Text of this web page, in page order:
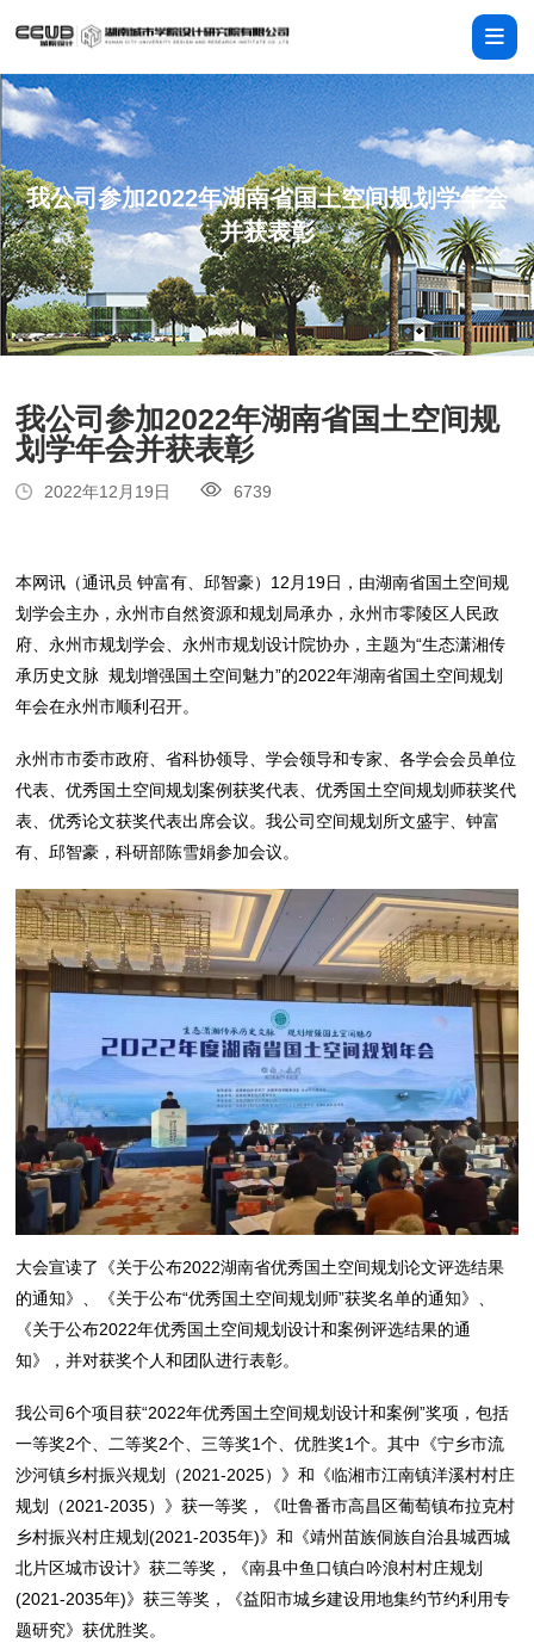
我公司参加2022年湖南省国土空间规划学年会
并获表彰
我公司参加2022年湖南省国土空间规
划学年会并获表彰
2022年12月19日 6739
本网讯（通讯员 钟富有、邱智豪）12月19日，由湖南省国土空间规
划学会主办，永州市自然资源和规划局承办，永州市零陵区人民政
府、永州市规划学会、永州市规划设计院协办，主题为“生态潇湘传
承历史文脉 规划增强国土空间魅力”的2022年湖南省国土空间规划
年会在永州市顺利召开。
永州市市委市政府、省科协领导、学会领导和专家、各学会会员单位
代表、优秀国土空间规划案例获奖代表、优秀国土空间规划师获奖代
表、优秀论文获奖代表出席会议。我公司空间规划所文盛宇、钟富
有、邱智豪，科研部陈雪娟参加会议。
大会宣读了《关于公布2022湖南省优秀国土空间规划论文评选结果
的通知》、《关于公布“优秀国土空间规划师”获奖名单的通知》、
《关于公布2022年优秀国土空间规划设计和案例评选结果的通
知》，并对获奖个人和团队进行表彰。
我公司6个项目获“2022年优秀国土空间规划设计和案例”奖项，包括
一等奖2个、二等奖2个、三等奖1个、优胜奖1个。其中《宁乡市流
沙河镇乡村振兴规划（2021-2025）》和《临湘市江南镇洋溪村村庄
规划（2021-2035）》获一等奖，《吐鲁番市高昌区葡萄镇布拉克村
乡村振兴村庄规划(2021-2035年)》和《靖州苗族侗族自治县城西城
北片区城市设计》获二等奖，《南县中鱼口镇白吟浪村村庄规划
(2021-2035年)》获三等奖，《益阳市城乡建设用地集约节约利用专
题研究》获优胜奖。